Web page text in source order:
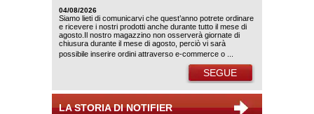
04/08/2026
Siamo lieti di comunicarvi che quest’anno potrete ordinare
e ricevere i nostri prodotti anche durante tutto il mese di
agosto.Il nostro magazzino non osserverà giornate di
chiusura durante il mese di agosto, perciò vi sarà
possibile inserire ordini attraverso e-commerce o ...
SEGUE
LA STORIA DI NOTIFIER